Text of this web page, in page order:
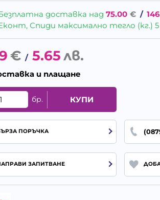
доставка над75.00 € /
Спиди максимално тегло (кг.) 5
€ / 5.65лв.
и плащане
бр. КУПИ
ПОРЪЧКА
ЗАПИТВАНЕ